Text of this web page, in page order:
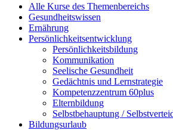
Alle Kurse des Themenbereichs
Gesundheitswissen
Ernährung
Persönlichkeitsentwicklung
Persönlichkeitsbildung
Kommunikation
Seelische Gesundheit
Gedächtnis und Lernstrategie
Kompetenzzentrum 60plus
Elternbildung
Selbstbehauptung /
Bildungsurlaub